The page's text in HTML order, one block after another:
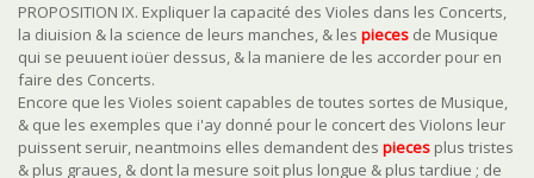
PROPOSITION IX. Expliquer la capacité des Violes dans les Concerts,
la diuision & la science de leurs manches, & les pieces de Musique
qui se peuuent ioüer dessus, & la maniere de les accorder pour en
faire des Concerts.
Encore que les Violes soient capables de toutes sortes de Musique,
& que les exemples que i'ay donné pour le concert des Violons leur
puissent seruir, neantmoins elles demandent des pieces plus tristes
& plus graues, & dont la mesure soit plus longue & plus tardiue ; de